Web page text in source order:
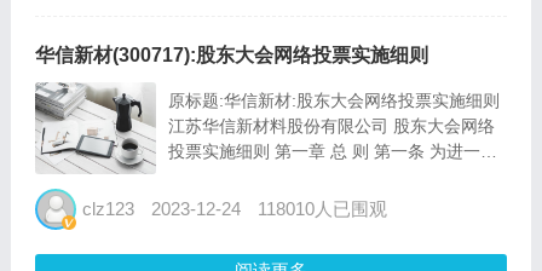
华信新材(300717):股东大会网络投票实施细则
原标题:华信新材:股东大会网络投票实施细则
江苏华信新材料股份有限公司 股东大会网络
投票实施细则 第一章 总 则 第一条 为进一步
称“公司”）股东大会的表决机制，保护投资者
clz123 2023-12-24 118010人已围观